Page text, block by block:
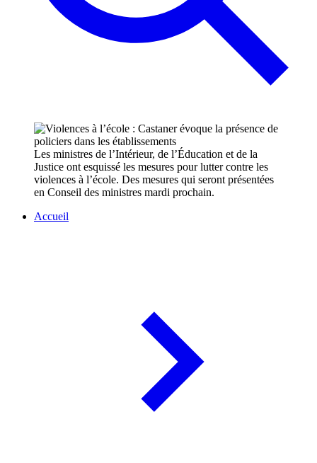
Les ministres de l’Intérieur, de l’Éducation et de la
Justice ont esquissé les mesures pour lutter contre les
violences à l’école. Des mesures qui seront présentées
en Conseil des ministres mardi prochain.
Accueil